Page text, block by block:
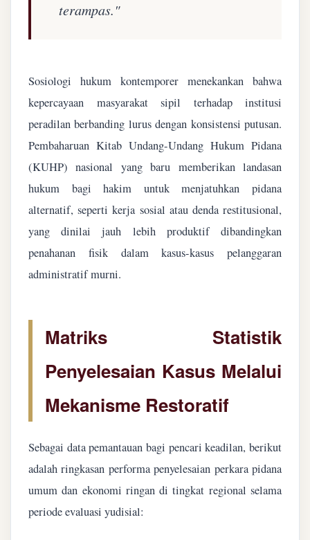
terampas."
Sosiologi hukum kontemporer menekankan bahwa
kepercayaan masyarakat sipil terhadap institusi
peradilan berbanding lurus dengan konsistensi putusan.
Pembaharuan Kitab Undang-Undang Hukum Pidana
(KUHP) nasional yang baru memberikan landasan
hukum bagi hakim untuk menjatuhkan pidana
alternatif, seperti kerja sosial atau denda restitusional,
yang dinilai jauh lebih produktif dibandingkan
penahanan fisik dalam kasus-kasus pelanggaran
administratif murni.
Matriks Statistik
Penyelesaian Kasus Melalui
Mekanisme Restoratif
Sebagai data pemantauan bagi pencari keadilan, berikut
adalah ringkasan performa penyelesaian perkara pidana
umum dan ekonomi ringan di tingkat regional selama
periode evaluasi yudisial: